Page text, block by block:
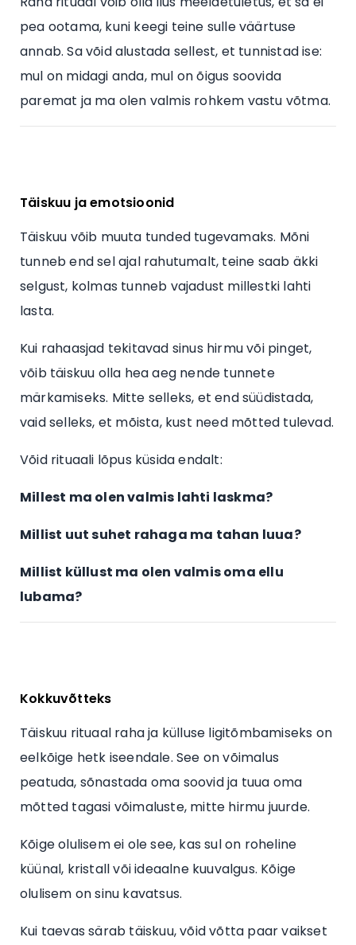
pea ootama, kuni keegi teine sulle väärtuse
annab. Sa võid alustada sellest, et tunnistad ise:
mul on midagi anda, mul on õigus soovida
paremat ja ma olen valmis rohkem vastu võtma.
Täiskuu ja emotsioonid
Täiskuu võib muuta tunded tugevamaks. Mõni
tunneb end sel ajal rahutumalt, teine saab äkki
selgust, kolmas tunneb vajadust millestki lahti
lasta.
Kui rahaasjad tekitavad sinus hirmu või pinget,
võib täiskuu olla hea aeg nende tunnete
märkamiseks. Mitte selleks, et end süüdistada,
vaid selleks, et mõista, kust need mõtted tulevad.
Võid rituaali lõpus küsida endalt:
Millest ma olen valmis lahti laskma?
Millist uut suhet rahaga ma tahan luua?
Millist küllust ma olen valmis oma ellu
lubama?
Kokkuvõtteks
Täiskuu rituaal raha ja külluse ligitõmbamiseks on
eelkõige hetk iseendale. See on võimalus
peatuda, sõnastada oma soovid ja tuua oma
mõtted tagasi võimaluste, mitte hirmu juurde.
Kõige olulisem ei ole see, kas sul on roheline
küünal, kristall või ideaalne kuuvalgus. Kõige
olulisem on sinu kavatsus.
Kui taevas särab täiskuu, võid võtta paar vaikset